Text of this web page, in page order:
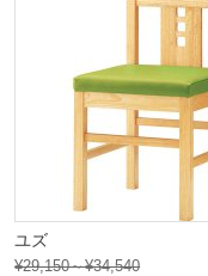
ユズ
¥29,150～¥34,540